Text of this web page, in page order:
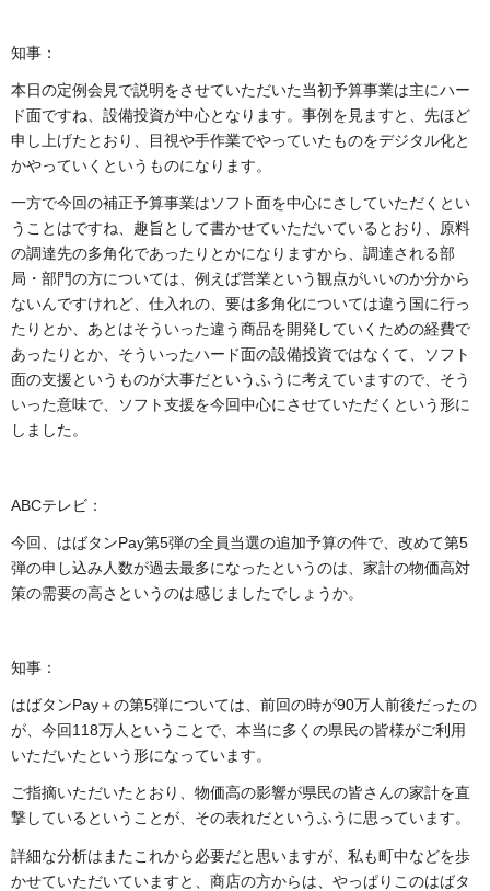
知事：
本日の定例会見で説明をさせていただいた当初予算事業は主にハー
ド面ですね、設備投資が中心となります。事例を見ますと、先ほど
申し上げたとおり、目視や手作業でやっていたものをデジタル化と
かやっていくというものになります。
一方で今回の補正予算事業はソフト面を中心にさしていただくとい
うことはですね、趣旨として書かせていただいているとおり、原料
の調達先の多角化であったりとかになりますから、調達される部
局・部門の方については、例えば営業という観点がいいのか分から
ないんですけれど、仕入れの、要は多角化については違う国に行っ
たりとか、あとはそういった違う商品を開発していくための経費で
あったりとか、そういったハード面の設備投資ではなくて、ソフト
面の支援というものが大事だというふうに考えていますので、そう
いった意味で、ソフト支援を今回中心にさせていただくという形に
しました。
ABCテレビ：
今回、はばタンPay第5弾の全員当選の追加予算の件で、改めて第5
弾の申し込み人数が過去最多になったというのは、家計の物価高対
策の需要の高さというのは感じましたでしょうか。
知事：
はばタンPay＋の第5弾については、前回の時が90万人前後だったの
が、今回118万人ということで、本当に多くの県民の皆様がご利用
いただいたという形になっています。
ご指摘いただいたとおり、物価高の影響が県民の皆さんの家計を直
撃しているということが、その表れだというふうに思っています。
詳細な分析はまたこれから必要だと思いますが、私も町中などを歩
かせていただいていますと、商店の方からは、やっぱりこのはばタ